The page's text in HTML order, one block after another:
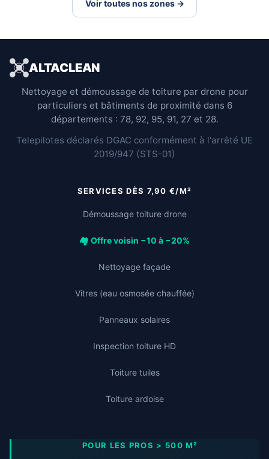
Voir toutes nos zones →
ALTACLEAN
Nettoyage et démoussage de toiture par drone pour
particuliers et bâtiments de proximité dans 6
départements : 78, 92, 95, 91, 27 et 28.
Telepilotes déclarés DGAC conformément à l'arrêté UE
2019/947 (STS-01)
SERVICES DÈS 7,90 €/M²
Démoussage toiture drone
🏘️ Offre voisin −10 à −20%
Nettoyage façade
Vitres (eau osmosée chauffée)
Panneaux solaires
Inspection toiture HD
Toiture tuiles
Toiture ardoise
POUR LES PROS > 500 M²